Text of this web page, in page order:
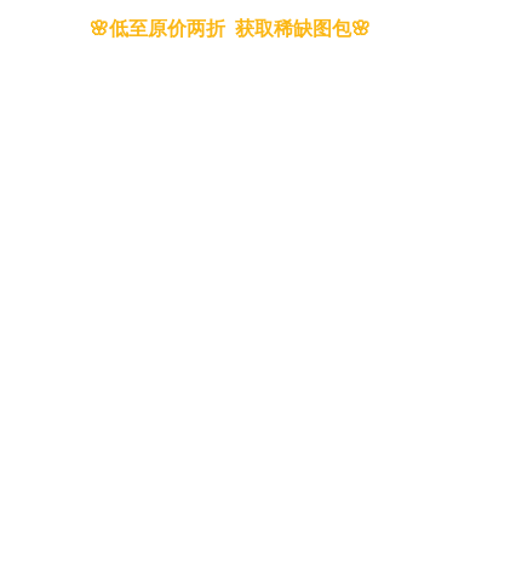
🌸低至原价两折 获取稀缺图包🌸